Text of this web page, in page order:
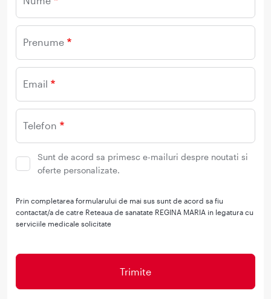
Prenume
Email
Telefon
Sunt de acord sa primesc e-mailuri despre noutati si
oferte personalizate.
Prin completarea formularului de mai sus sunt de acord sa fiu
contactat/a de catre Reteaua de sanatate REGINA MARIA in legatura cu
serviciile medicale solicitate